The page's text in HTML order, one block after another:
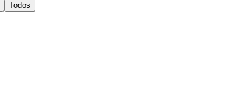
Todos